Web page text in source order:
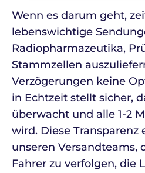
Wenn es darum geht,
lebenswichtige
Radiopharmazeutika,
Stammzellen
Verzögerungen keine
in Echtzeit stellt sicher,
überwacht und alle 1-2
wird. Diese Transparenz
unseren Versandteams,
Fahrer zu verfolgen, die